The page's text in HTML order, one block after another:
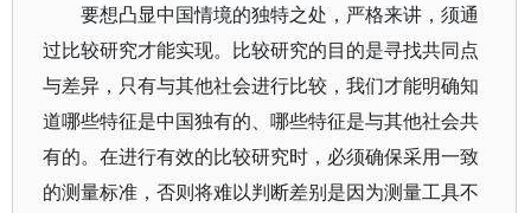
要想凸显中国情境的独特之处，严格来讲，须通
过比较研究才能实现。比较研究的目的是寻找共同点
与差异，只有与其他社会进行比较，我们才能明确知
道哪些特征是中国独有的、哪些特征是与其他社会共
有的。在进行有效的比较研究时，必须确保采用一致
的测量标准，否则将难以判断差别是因为测量工具不